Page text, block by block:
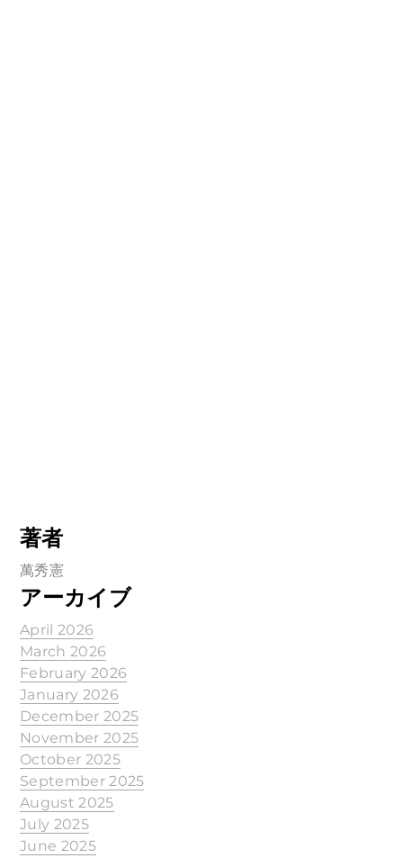
著者
萬秀憲
アーカイブ
April 2026
March 2026
February 2026
January 2026
December 2025
November 2025
October 2025
September 2025
August 2025
July 2025
June 2025